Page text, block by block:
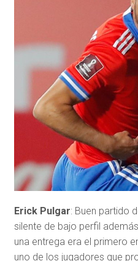
Erick Pulgar: Buen partido
silente de bajo perfil
una entrega era el primero
uno de los jugadores que